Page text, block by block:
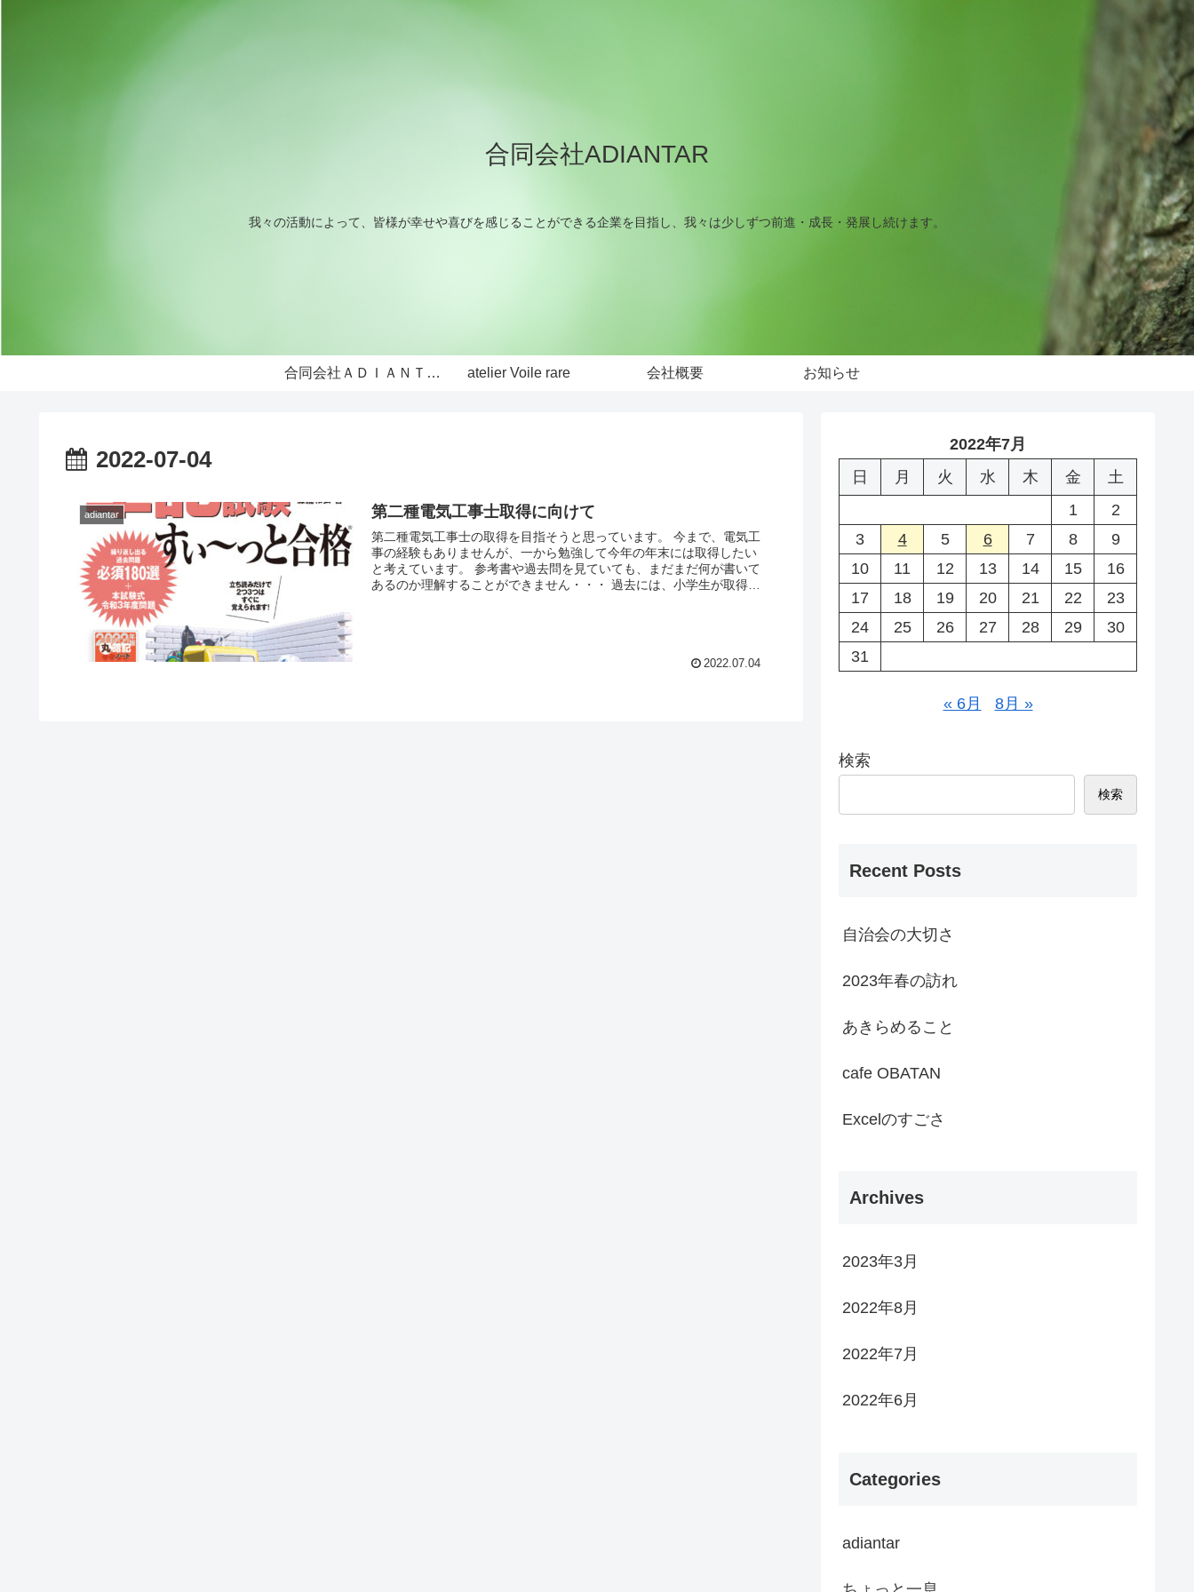
合同会社ADIANTAR
我々の活動によって、皆様が幸せや喜びを感じることができる企業を目指し、我々は少しずつ前進・成長・発展し続けます。
合同会社ＡＤＩＡＮＴＡ atelier Voile rare 会社概要 お知らせ
2022-07-04
adiantar 第二種電気工事士取得に向けて
第二種電気工事士の取得を目指そうと思っています。 今まで、電気工
事の経験もありませんが、一から勉強して今年の年末には取得したい
と考えています。 参考書や過去問を見ていても、まだまだ何が書いて
あるのか理解することができません・・・ 過去には、小学生が取得し
2022.07.04
2022年7月
日
月 火 水 木 金
土
1
2
3
4 5 6 7 8
9
10
11 12 13 14 15
16
17
18 19 20 21 22
23
24
25 26 27 28 29
30
31
« 6月 8月 »
検索
検索
Recent Posts
自治会の大切さ
2023年春の訪れ
あきらめること
cafe OBATAN
Excelのすごさ
Archives
2023年3月
2022年8月
2022年7月
2022年6月
Categories
adiantar